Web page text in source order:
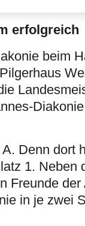
erfolgreich
beim
Denn dort
1. Neben
Freunde der
in je zwei